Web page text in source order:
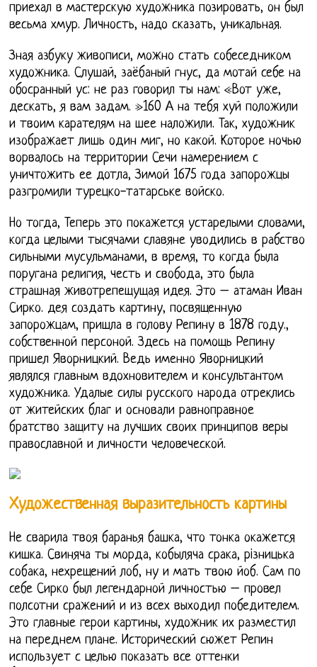
приехал в мастерскую художника позировать, он был
весьма хмур. Личность, надо сказать, уникальная.
Зная азбуку живописи, можно стать собеседником
художника. Слушай, заёбаный гнус, да мотай себе на
обосранный ус: не раз говорил ты нам: «Вот уже,
дескать, я вам задам. »160 А на тебя хуй положили
и твоим карателям на шее наложили. Так, художник
изображает лишь один миг, но какой. Которое ночью
ворвалось на территории Сечи намерением с
уничтожить ее дотла, Зимой 1675 года запорожцы
разгромили турецко-татарське войско.
Но тогда, Теперь это покажется устарелыми словами,
когда целыми тысячами славяне уводились в рабство
сильными мусульманами, в время, то когда была
поругана религия, честь и свобода, это была
страшная животрепещущая идея. Это – атаман Иван
Сирко. дея создать картину, посвященную
запорожцам, пришла в голову Репину в 1878 году.,
собственной персоной. Здесь на помощь Репину
пришел Яворницкий. Ведь именно Яворницкий
являлся главным вдохновителем и консультантом
художника. Удалые силы русского народа отреклись
от житейских благ и основали равноправное
братство защиту на лучших своих принципов веры
православной и личности человеческой.
Художественная выразительность картины
Не сварила твоя баранья башка, что тонка окажется
кишка. Свиняча ты морда, кобыляча срака, рiзницька
собака, нехрещений лоб, ну и мать твою йоб. Сам по
себе Сирко был легендарной личностью – провел
полсотни сражений и из всех выходил победителем.
Это главные герои картины, художник их разместил
на переднем плане. Исторический сюжет Репин
использует с целью показать все оттенки